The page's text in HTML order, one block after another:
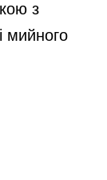
з
мийного